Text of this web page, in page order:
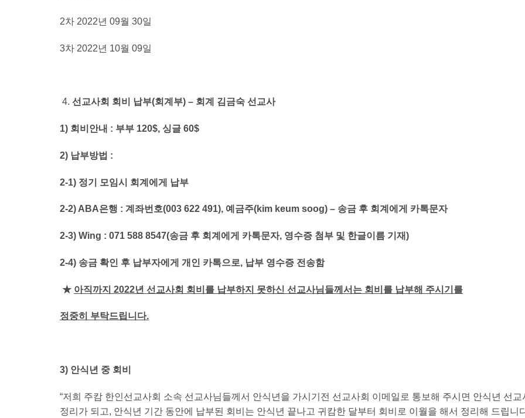
2차 2022년 09월 30일
3차 2022년 10월 09일
선교사회 회비 납부(회계부) – 회계 김금숙 선교사
1) 회비안내 : 부부 120$, 싱글 60$
2) 납부방법 :
2-1) 정기 모임시 회계에게 납부
2-2) ABA은행 : 계좌번호(003 622 491), 예금주(kim keum soog) – 송금 후 회계에게 카톡문자
2-3) Wing : 071 588 8547(송금 후 회계에게 카톡문자, 영수증 첨부 및 한글이름 기재)
2-4) 송금 확인 후 납부자에게 개인 카톡으로, 납부 영수증 전송함
★ 아직까지 2022년 선교사회 회비를 납부하지 못하신 선교사님들께서는 회비를 납부해 주시기를
정중히 부탁드립니다.
3) 안식년 중 회비
“저희 주캄 한인선교사회 소속 선교사님들께서 안식년을 가시기전 선교사회 이메일로 통보해 주시면 안식년 선교
정리가 되고, 안식년 기간 동안에 납부된 회비는 안식년 끝나고 귀캄한 달부터 회비로 이월을 해서 정리해 드립니